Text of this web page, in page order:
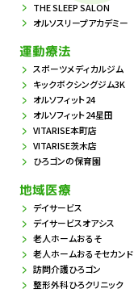
THE SLEEP SALON
オルソスリープアカデミー
運動療法
スポーツメディカルジム
キックボクシングジム3K
オルソフィット24
オルソフィット24星田
VITARISE本町店
VITARISE茨木店
ひろゴンの保育園
地域医療
デイサービス
デイサービスオアシス
老人ホームおるそ
老人ホームおるそセカンド
訪問介護ひろゴン
整形外科ひろクリニック